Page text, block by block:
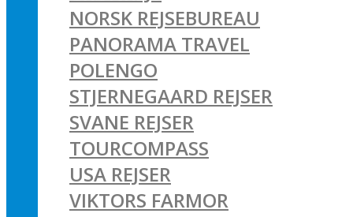
NORSK REJSEBUREAU
PANORAMA TRAVEL
POLENGO
STJERNEGAARD REJSER
SVANE REJSER
TOURCOMPASS
USA REJSER
VIKTORS FARMOR